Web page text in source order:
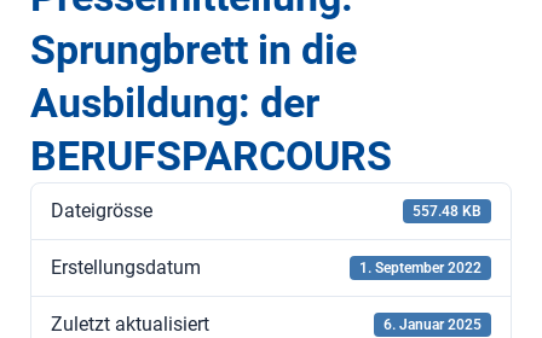
Sprungbrett in die
Ausbildung: der
BERUFSPARCOURS
Dateigrösse 557.48 KB
Erstellungsdatum 1. September 2022
Zuletzt aktualisiert 6. Januar 2025